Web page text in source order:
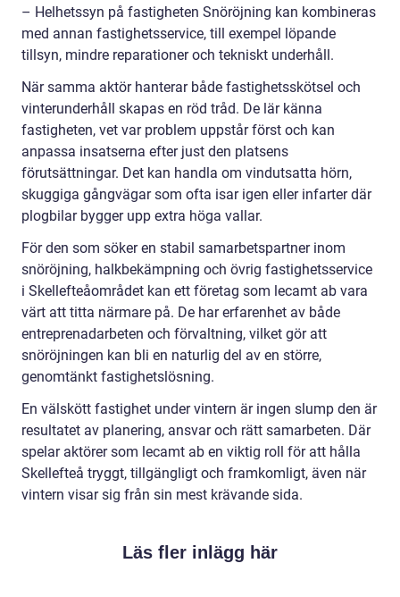
– Helhetssyn på fastigheten Snöröjning kan kombineras
med annan fastighetsservice, till exempel löpande
tillsyn, mindre reparationer och tekniskt underhåll.
När samma aktör hanterar både fastighetsskötsel och
vinterunderhåll skapas en röd tråd. De lär känna
fastigheten, vet var problem uppstår först och kan
anpassa insatserna efter just den platsens
förutsättningar. Det kan handla om vindutsatta hörn,
skuggiga gångvägar som ofta isar igen eller infarter där
plogbilar bygger upp extra höga vallar.
För den som söker en stabil samarbetspartner inom
snöröjning, halkbekämpning och övrig fastighetsservice
i Skellefteåområdet kan ett företag som lecamt ab vara
värt att titta närmare på. De har erfarenhet av både
entreprenadarbeten och förvaltning, vilket gör att
snöröjningen kan bli en naturlig del av en större,
genomtänkt fastighetslösning.
En välskött fastighet under vintern är ingen slump den är
resultatet av planering, ansvar och rätt samarbeten. Där
spelar aktörer som lecamt ab en viktig roll för att hålla
Skellefteå tryggt, tillgängligt och framkomligt, även när
vintern visar sig från sin mest krävande sida.
Läs fler inlägg här